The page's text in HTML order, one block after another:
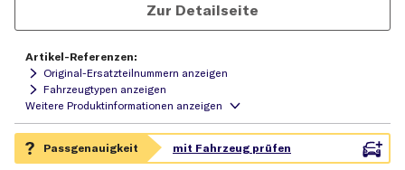
Zur Detailseite
Artikel-Referenzen:
Original-Ersatzteilnummern anzeigen
Fahrzeugtypen anzeigen